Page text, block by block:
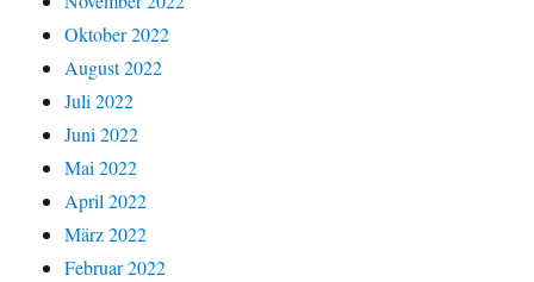
Oktober 2022
August 2022
Juli 2022
Juni 2022
Mai 2022
April 2022
März 2022
Februar 2022